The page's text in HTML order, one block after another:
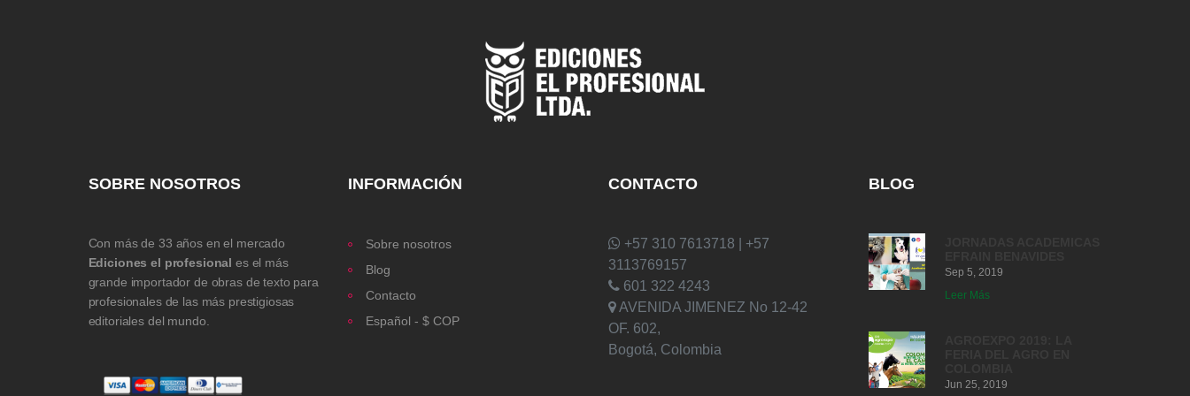
SOBRE NOSOTROS
Con más de 33 años en el mercado
Ediciones el profesional es el más
grande importador de obras de texto para
profesionales de las más prestigiosas
editoriales del mundo.
INFORMACIÓN
Sobre nosotros
Blog
Contacto
Español - $ COP
CONTACTO
+57 310 7613718 | +57
3113769157
601 322 4243
AVENIDA JIMENEZ No 12-42
OF. 602,
Bogotá, Colombia
BLOG
Sep 5, 2019
Leer Más
Jun 25, 2019